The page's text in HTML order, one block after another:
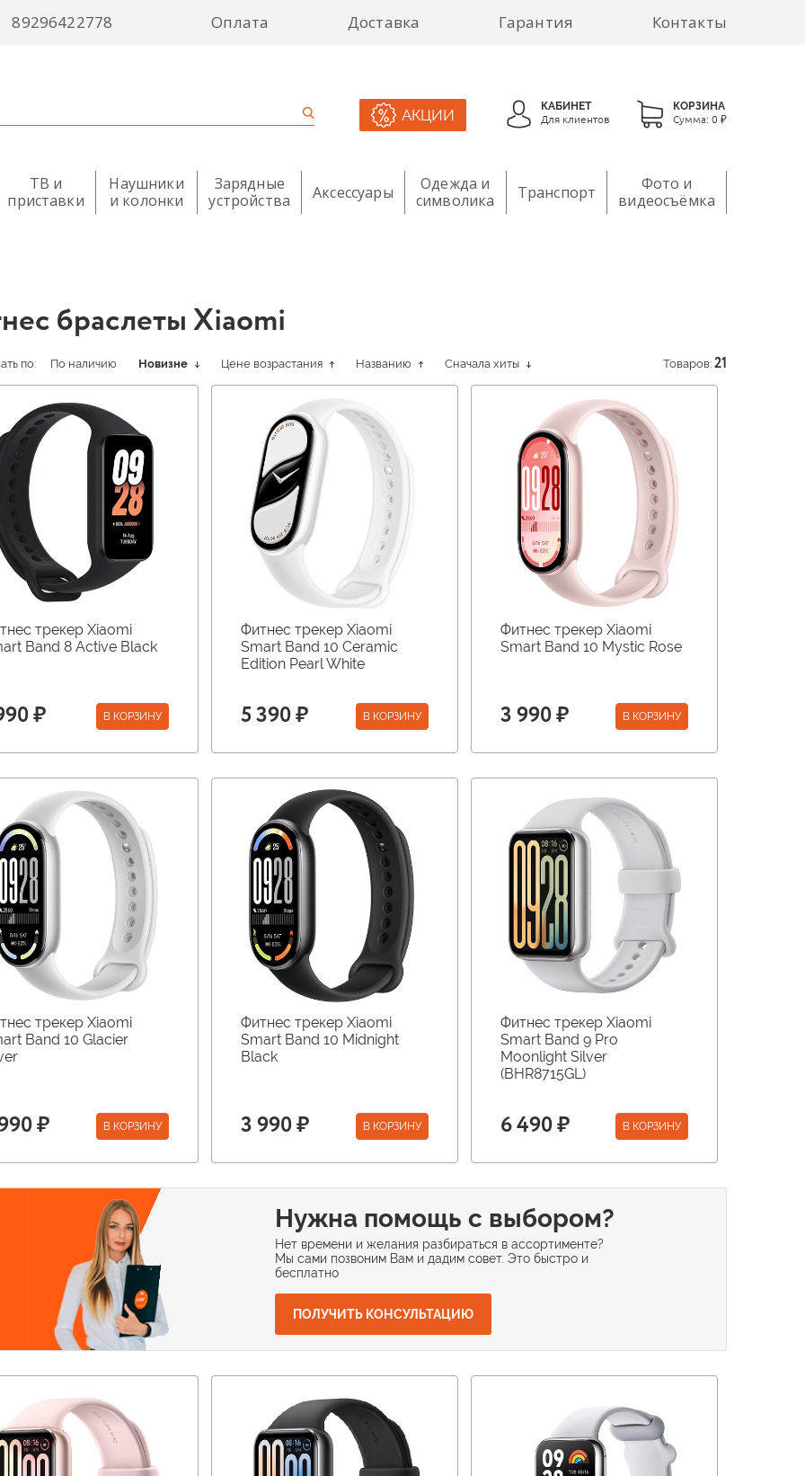
89296422778 Оплата Доставка Гарантия Контакты
АКЦИИ
КАБИНЕТ
Для клиентов
КОРЗИНА
Сумма: 0 ₽
ТВ и
приставки
Наушники
и колонки
Зарядные
устройства
Аксессуары
Одежда и
символика
Транспорт
Фото и
видеосъёмка
браслеты Xiaomi
по: По наличию Новизне Цене возрастания Названию Сначала хиты Товаров: 21
трекер Xiaomi
Band 8 Active Black
₽ В КОРЗИНУ
Фитнес трекер Xiaomi
Smart Band 10 Ceramic
Edition Pearl White
5 390 ₽ В КОРЗИНУ
Фитнес трекер Xiaomi
Smart Band 10 Mystic Rose
3 990 ₽ В КОРЗИНУ
трекер Xiaomi
Band 10 Glacier
₽ В КОРЗИНУ
Фитнес трекер Xiaomi
Smart Band 10 Midnight
Black
3 990 ₽ В КОРЗИНУ
Фитнес трекер Xiaomi
Smart Band 9 Pro
Moonlight Silver
(BHR8715GL)
6 490 ₽ В КОРЗИНУ
Нужна помощь с выбором?
Нет времени и желания разбираться в ассортименте?
Мы сами позвоним Вам и дадим совет. Это быстро и
бесплатно
ПОЛУЧИТЬ КОНСУЛЬТАЦИЮ